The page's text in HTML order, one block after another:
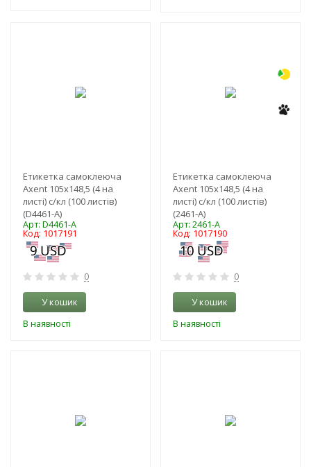
Етикетка самоклеюча
Axent 105x148,5 (4 на
листі) с/кл (100 листів)
(D4461-A)
Арт: D4461-A
Код: 1017191
0
У кошик
В наявності
Етикетка самоклеюча
Axent 105x148,5 (4 на
листі) с/кл (100 листів)
(2461-A)
Арт: 2461-A
Код: 1017190
0
У кошик
В наявності